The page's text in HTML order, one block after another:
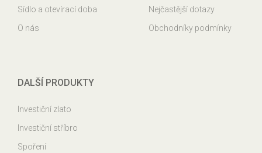
Sídlo a otevírací doba
O nás
Nejčastější dotazy
Obchodníky podmínky
DALŠÍ PRODUKTY
Investiční zlato
Investiční stříbro
Spoření